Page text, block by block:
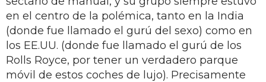
en el centro de la polémica, tanto en la India
(donde fue llamado el gurú del sexo) como en
los EE.UU. (donde fue llamado el gurú de los
Rolls Royce, por tener un verdadero parque
móvil de estos coches de lujo). Precisamente